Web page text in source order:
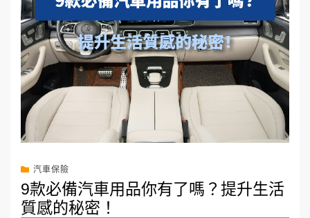
汽車保險
9款必備汽車用品你有了嗎？提升生活
質感的秘密！